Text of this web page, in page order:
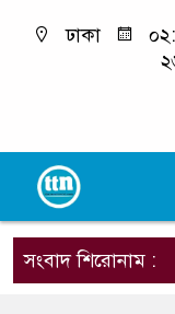
ঢাকা
সংবাদ শিরোনাম :
কক্সবাজারে